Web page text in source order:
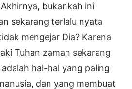
bukankah ini
sekarang terlalu nyata
mengejar Dia? Karena
Tuhan zaman sekarang
hal-hal yang paling
dan yang membuat